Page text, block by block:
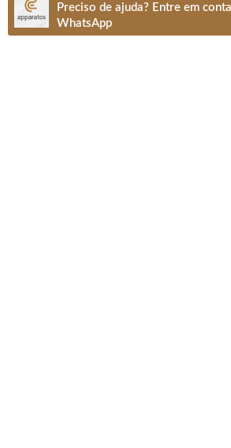
Preciso de ajuda? Entre em
WhatsApp